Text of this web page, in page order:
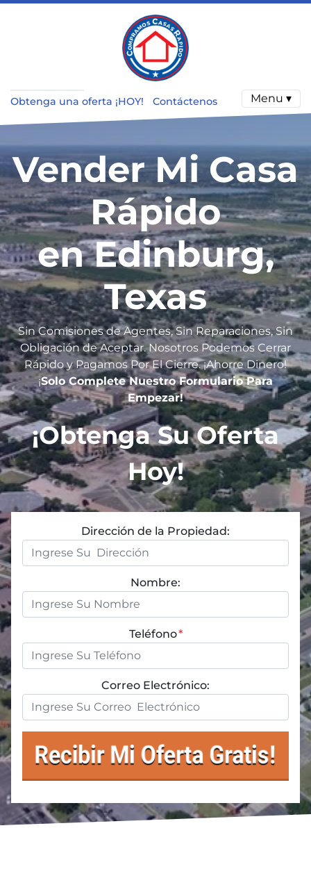
Obtenga una oferta ¡HOY! Contáctenos Menu ▾
Vender Mi Casa
Rápido
en Edinburg,
Texas
Sin Comisiones de Agentes, Sin Reparaciones, Sin
Obligación de Aceptar. Nosotros Podemos Cerrar
Rápido y Pagamos Por El Cierre. ¡Ahorre Dinero!
¡Solo Complete Nuestro Formulario Para
Empezar!
¡Obtenga Su Oferta
Hoy!
Dirección de la Propiedad:
Nombre:
Teléfono*
Correo Electrónico: